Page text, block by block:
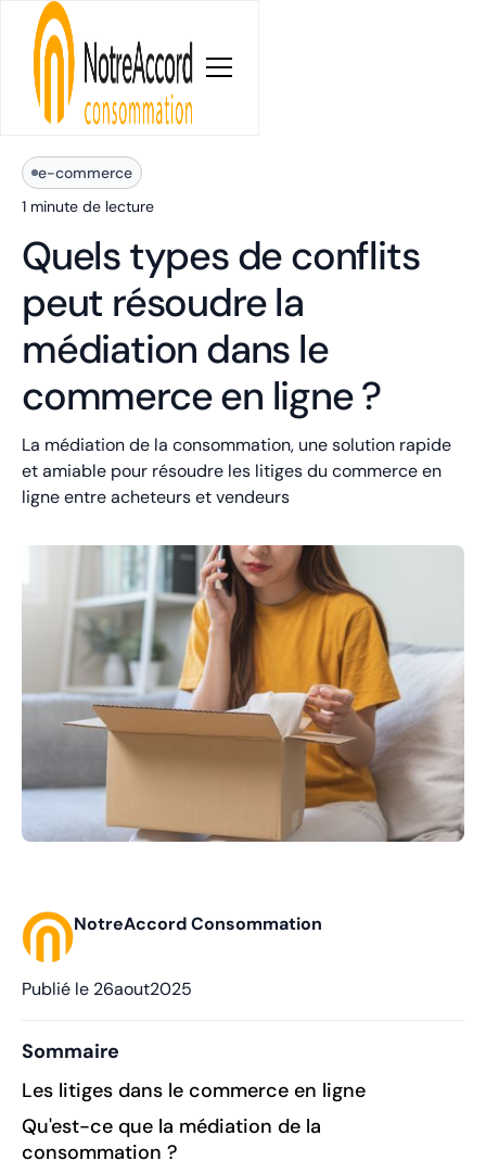
Blog
e-commerce
1 minute de lecture
Quels types de conflits
peut résoudre la
médiation dans le
commerce en ligne ?
La médiation de la consommation, une solution rapide
et amiable pour résoudre les litiges du commerce en
ligne entre acheteurs et vendeurs
NotreAccord Consommation
Publié le 26aout2025
Sommaire
Les litiges dans le commerce en ligne
Qu'est-ce que la médiation de la
consommation ?